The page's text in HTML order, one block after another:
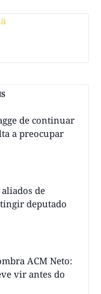
de continuar
a preocupar
aliados de
deputado
ACM Neto:
vir antes do